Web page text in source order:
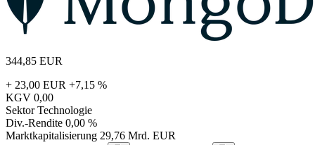
344,85 EUR
+ 23,00 EUR +7,15 %
KGV 0,00
Sektor Technologie
Div.-Rendite 0,00 %
Marktkapitalisierung 29,76 Mrd. EUR